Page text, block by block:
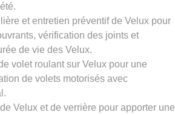
et entretien préventif de Velux pour
vérification des joints et
de vie des Velux.
volet roulant sur Velux pour une
de volets motorisés avec
Velux et de verrière pour apporter une